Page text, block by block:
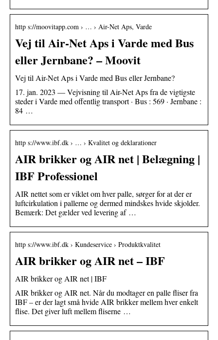
http s://moovitapp.com › … › Air-Net Aps, Varde
Vej til Air-Net Aps i Varde med Bus
eller Jernbane? – Moovit
Vej til Air-Net Aps i Varde med Bus eller Jernbane?
17. jan. 2023 — Vejvisning til Air-Net Aps fra de vigtigste
steder i Varde med offentlig transport · Bus : 569 · Jernbane :
84 …
http s://www.ibf.dk › … › Kvalitet og deklarationer
AIR brikker og AIR net | Belægning |
IBF Professionel
AIR nettet som er viklet om hver palle, sørger for at der er
luftcirkulation i pallerne og dermed mindskes hvide skjolder.
Bemærk: Det gælder ved levering af …
http s://www.ibf.dk › Kundeservice › Produktkvalitet
AIR brikker og AIR net – IBF
AIR brikker og AIR net | IBF
AIR brikker og AIR net. Når du modtager en palle fliser fra
IBF – er der lagt små hvide AIR brikker mellem hver enkelt
flise. Det giver luft mellem fliserne …